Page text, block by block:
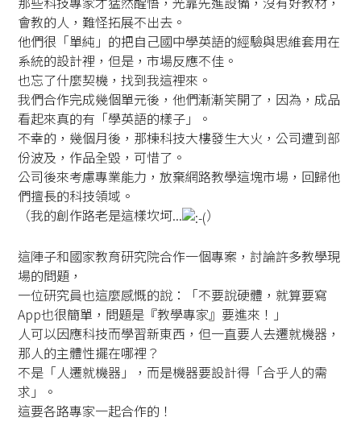
會教的人，難怪拓展不出去。
他們很「單純」的把自己國中學英語的經驗與思維套用在
系統的設計裡，但是，市場反應不佳。
也忘了什麼契機，找到我這裡來。
我們合作完成幾個單元後，他們漸漸笑開了，因為，成品
看起來真的有「學英語的樣子」。
不幸的，幾個月後，那棟科技大樓發生大火，公司遭到部
份波及，作品全毀，可惜了。
公司後來考慮專業能力，放棄網路教學這塊市場，回歸他
們擅長的科技領域。
（我的創作路老是這樣坎坷...
）
這陣子和國家教育研究院合作一個專案，討論許多教學現
場的問題，
一位研究員也這麼感慨的說：「不要說硬體，就算要寫
App也很簡單，問題是『教學專家』要進來！」
人可以因應科技而學習新東西，但一直要人去遷就機器，
那人的主體性擺在哪裡？
不是「人遷就機器」，而是機器要設計得「合乎人的需
求」。
這要各路專家一起合作的！